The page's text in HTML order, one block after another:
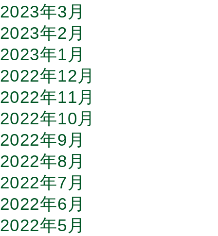
2023年3月
2023年2月
2023年1月
2022年12月
2022年11月
2022年10月
2022年9月
2022年8月
2022年7月
2022年6月
2022年5月